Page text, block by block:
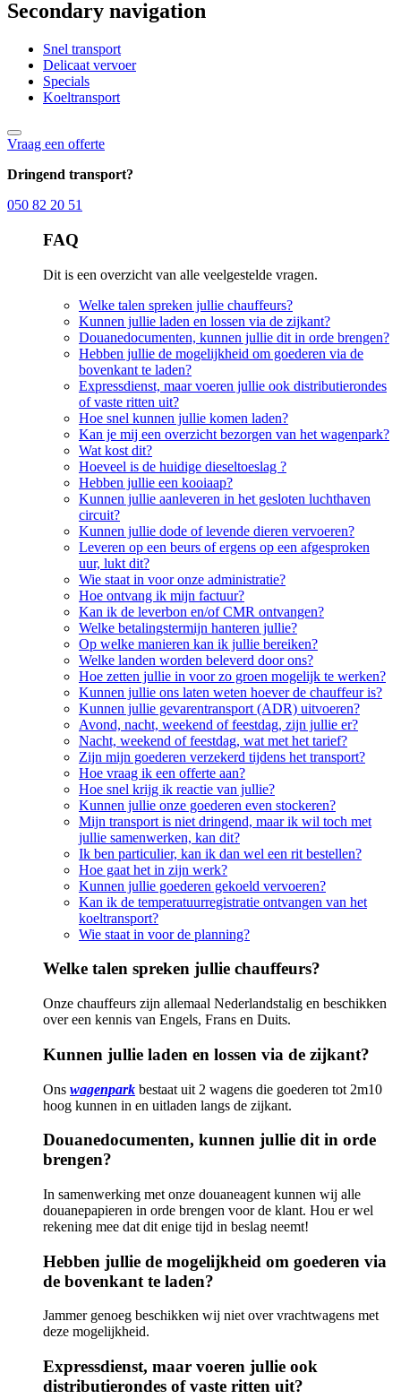
Secondary navigation
Snel transport
Delicaat vervoer
Specials
Koeltransport
Vraag een offerte
Dringend transport?
050 82 20 51
FAQ
Dit is een overzicht van alle veelgestelde vragen.
Welke talen spreken jullie chauffeurs?
Kunnen jullie laden en lossen via de zijkant?
Douanedocumenten, kunnen jullie dit in orde brengen?
Hebben jullie de mogelijkheid om goederen via de
bovenkant te laden?
Expressdienst, maar voeren jullie ook distributierondes
of vaste ritten uit?
Hoe snel kunnen jullie komen laden?
Kan je mij een overzicht bezorgen van het wagenpark?
Wat kost dit?
Hoeveel is de huidige dieseltoeslag ?
Hebben jullie een kooiaap?
Kunnen jullie aanleveren in het gesloten luchthaven
circuit?
Kunnen jullie dode of levende dieren vervoeren?
Leveren op een beurs of ergens op een afgesproken
uur, lukt dit?
Wie staat in voor onze administratie?
Hoe ontvang ik mijn factuur?
Kan ik de leverbon en/of CMR ontvangen?
Welke betalingstermijn hanteren jullie?
Op welke manieren kan ik jullie bereiken?
Welke landen worden beleverd door ons?
Hoe zetten jullie in voor zo groen mogelijk te werken?
Kunnen jullie ons laten weten hoever de chauffeur is?
Kunnen jullie gevarentransport (ADR) uitvoeren?
Avond, nacht, weekend of feestdag, zijn jullie er?
Nacht, weekend of feestdag, wat met het tarief?
Zijn mijn goederen verzekerd tijdens het transport?
Hoe vraag ik een offerte aan?
Hoe snel krijg ik reactie van jullie?
Kunnen jullie onze goederen even stockeren?
Mijn transport is niet dringend, maar ik wil toch met
jullie samenwerken, kan dit?
Ik ben particulier, kan ik dan wel een rit bestellen?
Hoe gaat het in zijn werk?
Kunnen jullie goederen gekoeld vervoeren?
Kan ik de temperatuurregistratie ontvangen van het
koeltransport?
Wie staat in voor de planning?
Welke talen spreken jullie chauffeurs?
Onze chauffeurs zijn allemaal Nederlandstalig en beschikken
over een kennis van Engels, Frans en Duits.
Kunnen jullie laden en lossen via de zijkant?
Ons wagenpark bestaat uit 2 wagens die goederen tot 2m10
hoog kunnen in en uitladen langs de zijkant.
Douanedocumenten, kunnen jullie dit in orde
brengen?
In samenwerking met onze douaneagent kunnen wij alle
douanepapieren in orde brengen voor de klant. Hou er wel
rekening mee dat dit enige tijd in beslag neemt!
Hebben jullie de mogelijkheid om goederen via
de bovenkant te laden?
Jammer genoeg beschikken wij niet over vrachtwagens met
deze mogelijkheid.
Expressdienst, maar voeren jullie ook
distributierondes of vaste ritten uit?